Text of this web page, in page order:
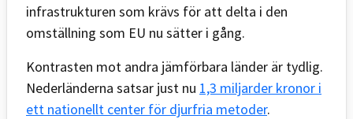
infrastrukturen som krävs för att delta i den
omställning som EU nu sätter i gång.
Kontrasten mot andra jämförbara länder är tydlig.
Nederländerna satsar just nu 1,3 miljarder kronor i
ett nationellt center för djurfria metoder.